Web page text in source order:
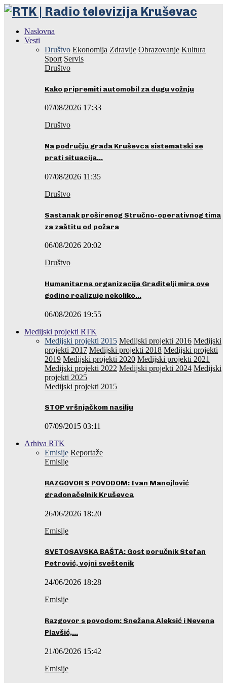
Naslovna
Vesti
Društvo Ekonomija Zdravlje Obrazovanje Kultura
Sport Servis
Društvo
Kako pripremiti automobil za dugu vožnju
07/08/2026 17:33
Društvo
Na području grada Kruševca sistematski se
prati situacija…
07/08/2026 11:35
Društvo
Sastanak proširenog Stručno-operativnog tima
za zaštitu od požara
06/08/2026 20:02
Društvo
Humanitarna organizacija Graditelji mira ove
godine realizuje nekoliko…
06/08/2026 19:55
Medijski projekti RTK
Medijski projekti 2015 Medijski projekti 2016 Medijski
projekti 2017 Medijski projekti 2018 Medijski projekti
2019 Medijski projekti 2020 Medijski projekti 2021
Medijski projekti 2022 Medijski projekti 2024 Medijski
projekti 2025
Medijski projekti 2015
STOP vršnjačkom nasilju
07/09/2015 03:11
Arhiva RTK
Emisije Reportaže
Emisije
RAZGOVOR S POVODOM: Ivan Manojlović
gradonačelnik Kruševca
26/06/2026 18:20
Emisije
SVETOSAVSKA BAŠTA: Gost poručnik Stefan
Petrović, vojni sveštenik
24/06/2026 18:28
Emisije
Razgovor s povodom: Snežana Aleksić i Nevena
Plavšić,…
21/06/2026 15:42
Emisije